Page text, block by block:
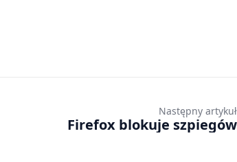
Następny artykuł
Firefox blokuje szpiegów